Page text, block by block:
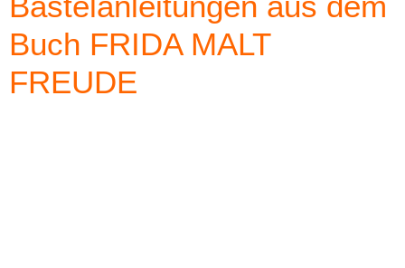
Buch FRIDA MALT
FREUDE